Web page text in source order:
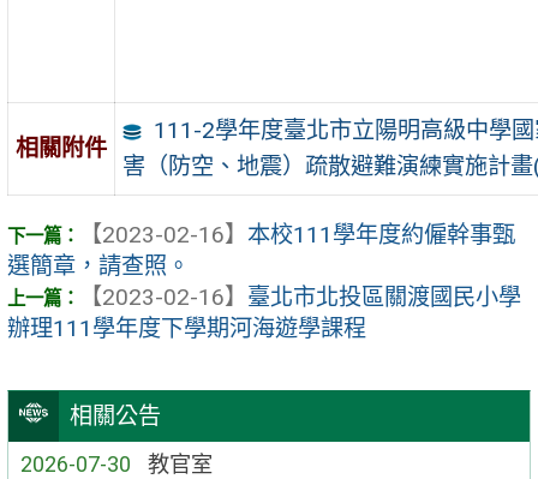
相關公告
2026-07-30 教官室
相關附件
111-2學年度臺北市立陽明高級中學
害（防空、地震）疏散避難演練實施計
【2023-02-16】 本校111學年度約僱幹事甄
選簡章，請查照。
【2023-02-16】 臺北市北投區關渡國民小學
辦理111學年度下學期河海遊學課程